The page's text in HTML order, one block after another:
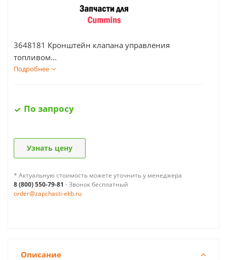
3648181 Кронштейн клапана управления
топливом...
Подробнее
По запросу
Узнать цену
* Актуальную стоимость можете уточнить у менеджера
8 (800) 550-79-81 - Звонок бесплатный
order@zapchasti-ekb.ru
Описание